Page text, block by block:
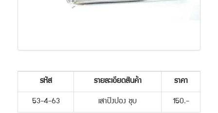
รหัส รายละเอียดสินค้า ราคา
53-4-63 เสาปิงปอง ชุบ 150.-